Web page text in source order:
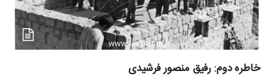
خاطره دوم: رفیق منصور فرشیدی